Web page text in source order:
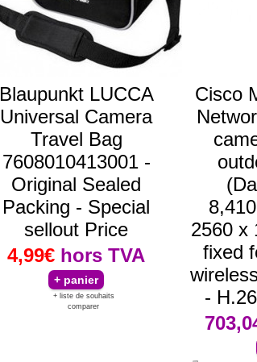
Blaupunkt LUCCA
Universal Camera
Travel Bag
7608010413001 -
Original Sealed
Packing - Special
sellout Price
4,99€ hors TVA
+ liste de souhaits
comparer
Cisco
2560 x
fixed
-